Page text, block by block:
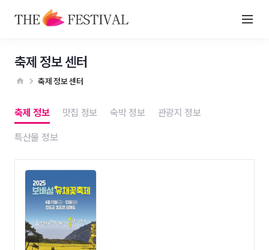
축제 정보 센터
축제 정보 센터
축제 정보 맛집 정보 숙박 정보 관광지 정보
특산물 정보